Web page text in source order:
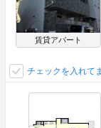
賃貸アパート
チェックを入れて